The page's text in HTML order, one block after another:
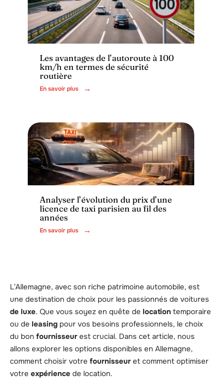
Administratif
Les avantages de l’autoroute à 100
km/h en termes de sécurité
routière
En savoir plus
Transport
Analyser l’évolution du prix d’une
licence de taxi parisien au fil des
années
En savoir plus
L’Allemagne, avec son riche patrimoine automobile, est
une destination de choix pour les passionnés de voitures
de luxe. Que vous soyez en quête de location temporaire
ou de leasing pour vos besoins professionnels, le choix
du bon fournisseur est crucial. Dans cet article, nous
allons explorer les options disponibles en Allemagne,
comment choisir votre fournisseur et comment optimiser
votre expérience de location.